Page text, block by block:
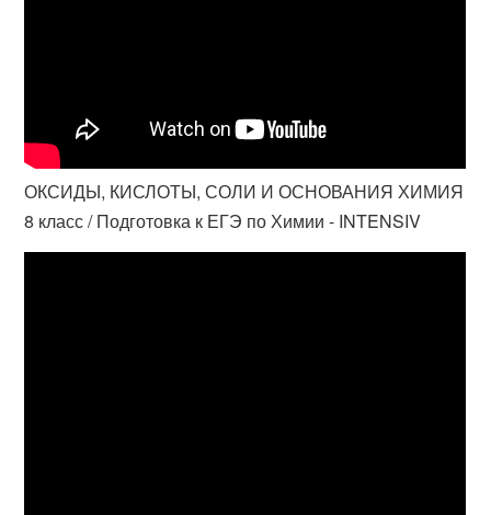
ОКСИДЫ, КИСЛОТЫ, СОЛИ И ОСНОВАНИЯ ХИМИЯ
8 класс / Подготовка к ЕГЭ по Химии - INTENSIV